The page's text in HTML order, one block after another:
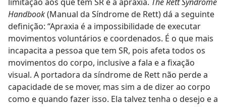
limitação aos que têm SR é a apraxia. The Rett Syndrome
Handbook(Manual da Síndrome de Rett) dá a seguinte
definição: “Apraxia é a impossibilidade de executar
movimentos voluntários e coordenados. É o que mais
incapacita a pessoa que tem SR, pois afeta todos os
movimentos do corpo, inclusive a fala e a fixação
visual. A portadora da síndrome de Rett não perde a
capacidade de se mover, mas sim a de dizer ao corpo
como e quando fazer isso. Ela talvez tenha o desejo e a